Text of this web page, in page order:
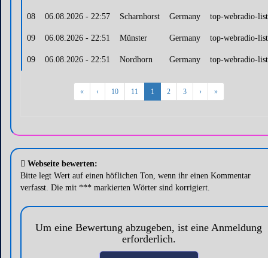
08 06.08.2026 - 22:57 Scharnhorst Germany top-webradio-
09 06.08.2026 - 22:51 Münster Germany top-webradio-
09 06.08.2026 - 22:51 Nordhorn Germany top-webradio-
« ‹ 10 11 1 2 3 › »
Webseite bewerten:
Bitte legt Wert auf einen höflichen Ton, wenn ihr einen Kommentar
verfasst. Die mit *** markierten Wörter sind korrigiert.
Um eine Bewertung abzugeben, ist eine Anmeldung
erforderlich.